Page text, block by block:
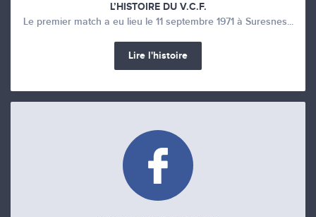
L’HISTOIRE DU V.C.F.
Le premier match a eu lieu le 11 septembre 1971 à Suresnes...
Lire l'histoire